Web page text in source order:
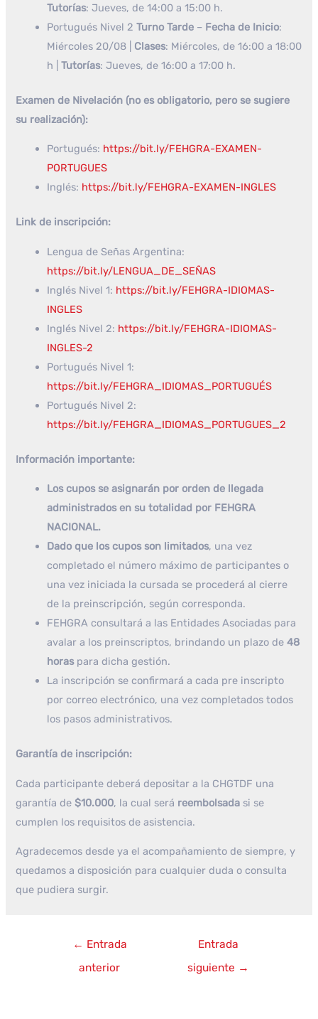
Tutorías: Jueves, de 14:00 a 15:00 h.
Portugués Nivel 2Turno Tarde – Fecha de Inicio:
Miércoles 20/08 | Clases: Miércoles, de 16:00 a 18:00
h |Tutorías: Jueves, de 16:00 a 17:00 h.
Examen de Nivelación (no es obligatorio, pero se sugiere
su realización):
Portugués: https://bit.ly/FEHGRA-EXAMEN-
PORTUGUES
Inglés: https://bit.ly/FEHGRA-EXAMEN-INGLES
Link de inscripción:
Lengua de Señas Argentina:
https://bit.ly/LENGUA_DE_SEÑAS
Inglés Nivel 1: https://bit.ly/FEHGRA-IDIOMAS-
INGLES
Inglés Nivel 2: https://bit.ly/FEHGRA-IDIOMAS-
INGLES-2
Portugués Nivel 1:
https://bit.ly/FEHGRA_IDIOMAS_PORTUGUÉS
Portugués Nivel 2:
https://bit.ly/FEHGRA_IDIOMAS_PORTUGUES_2
Información importante:
Los cupos se asignarán por orden de llegada
administrados en su totalidad por FEHGRA
NACIONAL.
Dado que los cupos son limitados, una vez
completado el número máximo de participantes o
una vez iniciada la cursada se procederá al cierre
de la preinscripción, según corresponda.
FEHGRA consultará a las Entidades Asociadas para
avalar a los preinscriptos, brindando un plazo de48
horaspara dicha gestión.
La inscripción se confirmará a cada pre inscripto
por correo electrónico, una vez completados todos
los pasos administrativos.
Garantía de inscripción:
Cada participante deberá depositar a la CHGTDF una
garantía de$10.000, la cual será reembolsada si se
cumplen los requisitos de asistencia.
Agradecemos desde ya el acompañamiento de siempre, y
quedamos a disposición para cualquier duda o consulta
que pudiera surgir.
Navegación
← Entrada
anterior
Entrada
siguiente →